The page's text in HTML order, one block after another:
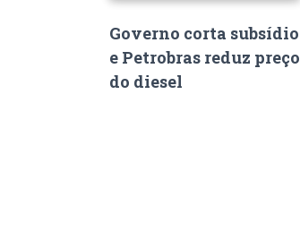
Governo corta subsídio
e Petrobras reduz preço
do diesel